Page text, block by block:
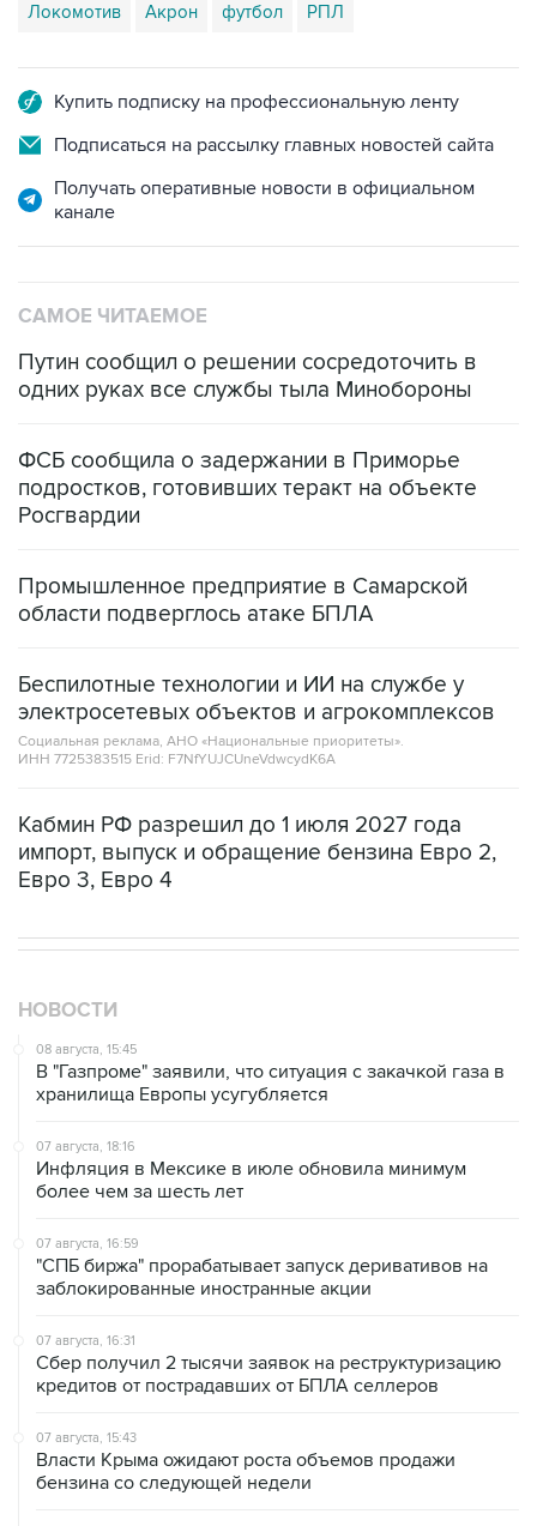
Локомотив Акрон футбол РПЛ
Купить подписку на профессиональную ленту
Подписаться на рассылку главных новостей сайта
Получать оперативные новости в официальном
канале
САМОЕ ЧИТАЕМОЕ
Путин сообщил о решении сосредоточить в
одних руках все службы тыла Минобороны
ФСБ сообщила о задержании в Приморье
подростков, готовивших теракт на объекте
Росгвардии
Промышленное предприятие в Самарской
области подверглось атаке БПЛА
Беспилотные технологии и ИИ на службе у
электросетевых объектов и агрокомплексов
Социальная реклама, АНО «Национальные приоритеты».
ИНН 7725383515 Erid: F7NfYUJCUneVdwcydK6A
Кабмин РФ разрешил до 1 июля 2027 года
импорт, выпуск и обращение бензина Евро 2,
Евро 3, Евро 4
НОВОСТИ
08 августа, 15:45
В "Газпроме" заявили, что ситуация с закачкой газа в
хранилища Европы усугубляется
07 августа, 18:16
Инфляция в Мексике в июле обновила минимум
более чем за шесть лет
07 августа, 16:59
"СПБ биржа" прорабатывает запуск деривативов на
заблокированные иностранные акции
07 августа, 16:31
Сбер получил 2 тысячи заявок на реструктуризацию
кредитов от пострадавших от БПЛА селлеров
07 августа, 15:43
Власти Крыма ожидают роста объемов продажи
бензина со следующей недели